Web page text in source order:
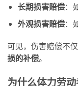
长期损害赔偿：
外观损害赔偿：
可见，伤害赔偿不
损的补偿。
为什么体力劳